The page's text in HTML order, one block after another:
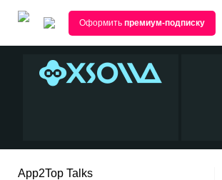
Оформить премиум-подписку
App2Top Talks